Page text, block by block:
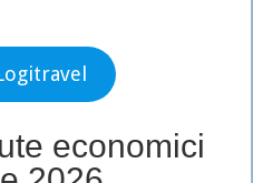
economici